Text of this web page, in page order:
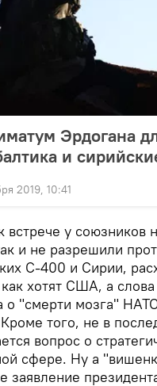
Эрдогана
и
2019, 10:41
встрече у
и не разрешили
С-400 и Сирии,
хотят США, а
о "смерти мозга"
того, не в
вопрос о
сфере. Ну а
заявление